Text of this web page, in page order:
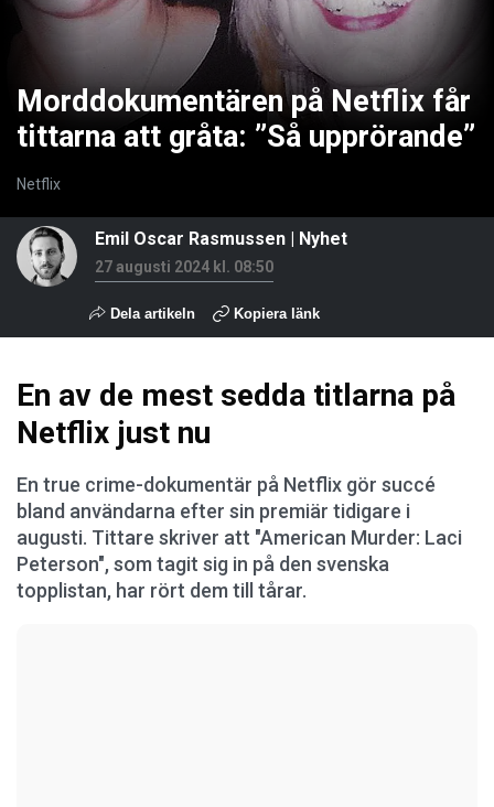
Morddokumentären på Netflix får
tittarna att gråta: ”Så upprörande”
Netflix
Emil Oscar Rasmussen | Nyhet
27 augusti 2024 kl. 08:50
Dela artikeln Kopiera länk
En av de mest sedda titlarna på
Netflix just nu
En true crime-dokumentär på Netflix gör succé
bland användarna efter sin premiär tidigare i
augusti. Tittare skriver att "American Murder: Laci
Peterson", som tagit sig in på den svenska
topplistan, har rört dem till tårar.